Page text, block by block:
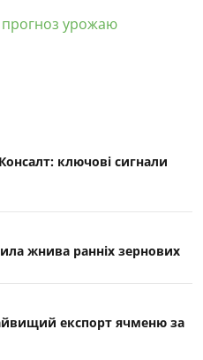
прогноз урожаю
ключові cигнали
жнива ранніх зернових
експорт ячменю за